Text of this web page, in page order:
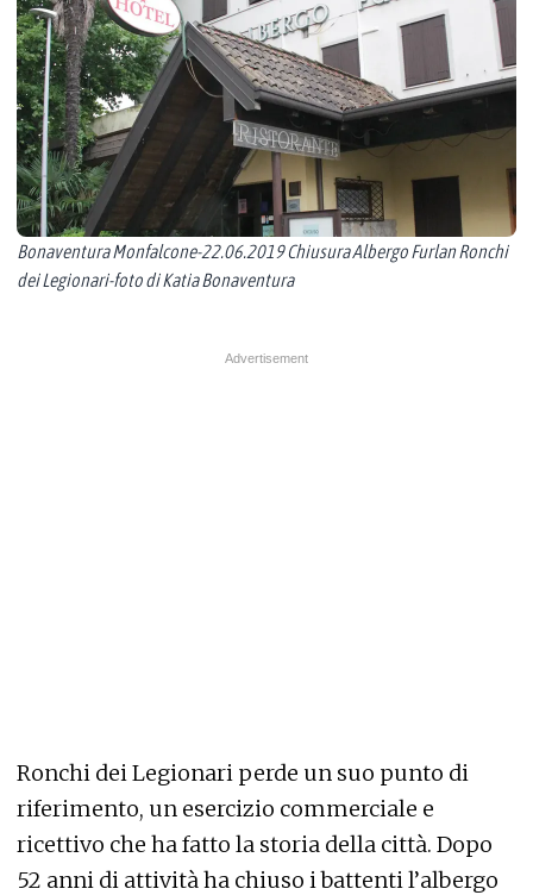
Bonaventura Monfalcone-22.06.2019 Chiusura Albergo Furlan Ronchi
dei Legionari-foto di Katia Bonaventura
Ronchi dei Legionari perde un suo punto di
riferimento, un esercizio commerciale e
ricettivo che ha fatto la storia della città. Dopo
52 anni di attività ha chiuso i battenti l’albergo